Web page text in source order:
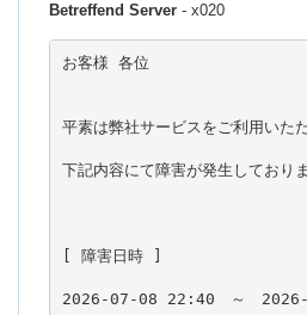
Betreffend Server - x020
お客様 各位
平素は弊社サービスをご利用いた
下記内容にて障害が発生しておりま
[ 障害日時 ]
2026-07-08 22:40　～　